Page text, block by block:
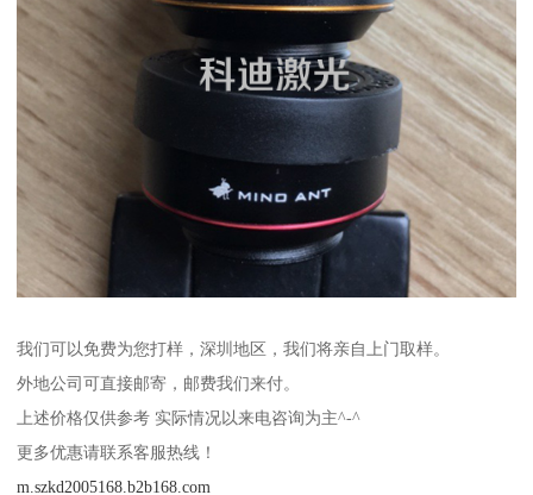
我们可以免费为您打样，深圳地区，我们将亲自上门取样。
外地公司可直接邮寄，邮费我们来付。
上述价格仅供参考 实际情况以来电咨询为主^-^
更多优惠请联系客服热线！
m.szkd2005168.b2b168.com